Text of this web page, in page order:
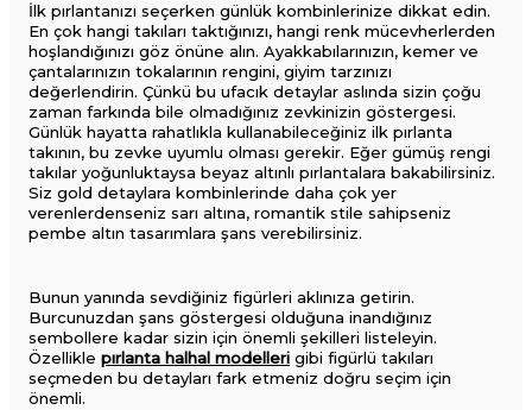
İlk pırlantanızı seçerken günlük kombinlerinize dikkat edin.
En çok hangi takıları taktığınızı, hangi renk mücevherlerden
hoşlandığınızı göz önüne alın. Ayakkabılarınızın, kemer ve
çantalarınızın tokalarının rengini, giyim tarzınızı
değerlendirin. Çünkü bu ufacık detaylar aslında sizin çoğu
zaman farkında bile olmadığınız zevkinizin göstergesi.
Günlük hayatta rahatlıkla kullanabileceğiniz ilk pırlanta
takının, bu zevke uyumlu olması gerekir. Eğer gümüş rengi
takılar yoğunluktaysa beyaz altınlı pırlantalara bakabilirsiniz.
Siz gold detaylara kombinlerinde daha çok yer
verenlerdenseniz sarı altına, romantik stile sahipseniz
pembe altın tasarımlara şans verebilirsiniz.
Bunun yanında sevdiğiniz figürleri aklınıza getirin.
Burcunuzdan şans göstergesi olduğuna inandığınız
sembollere kadar sizin için önemli şekilleri listeleyin.
Özellikle pırlanta halhal modelleri gibi figürlü takıları
seçmeden bu detayları fark etmeniz doğru seçim için
önemli.